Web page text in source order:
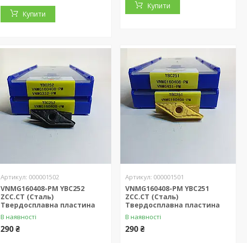
Купити
Купити
000001502
VNMG160408-PM YBC252
ZCC.CT (Сталь)
Твердосплавна пластина
В наявності
290 ₴
000001501
VNMG160408-PM YBC251
ZCC.CT (Сталь)
Твердосплавна пластина
В наявності
290 ₴